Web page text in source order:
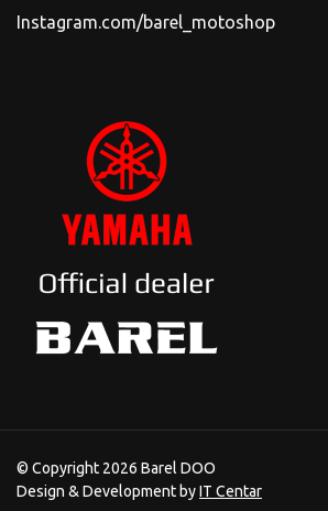
Instagram.com/barel_motoshop
© Copyright 2026 Barel DOO
Design & Development byIT Centar